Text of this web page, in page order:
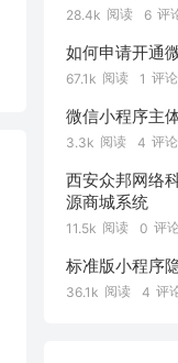
28.4k 阅读 6 评
如何申请开通
67.1k 阅读 1 评论
微信小程序主
3.3k 阅读 4 评论
西安众邦网络
源商城系统
11.5k 阅读 0 评论
标准版小程序
36.1k 阅读 4 评